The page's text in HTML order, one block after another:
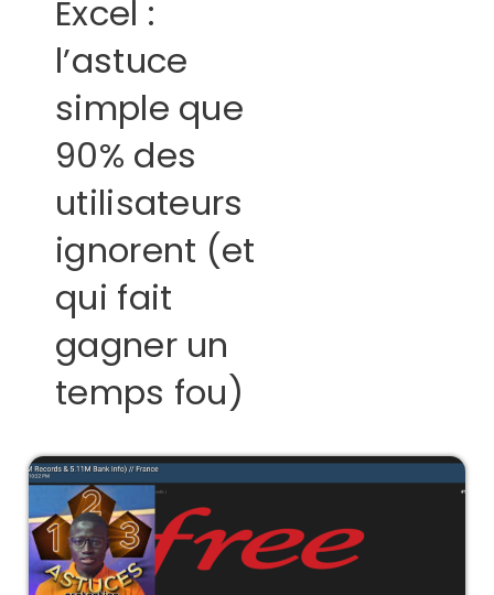
Excel :
l’astuce
simple que
90% des
utilisateurs
ignorent (et
qui fait
gagner un
temps fou)